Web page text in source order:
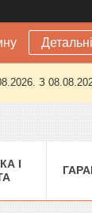
З
І